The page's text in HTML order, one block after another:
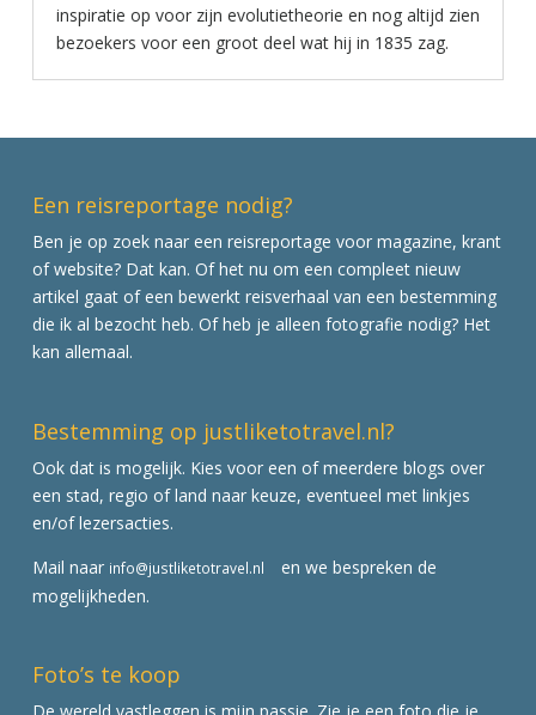
inspiratie op voor zijn evolutietheorie en nog altijd zien
bezoekers voor een groot deel wat hij in 1835 zag.
Een reisreportage nodig?
Ben je op zoek naar een reisreportage voor magazine, krant
of website? Dat kan. Of het nu om een compleet nieuw
artikel gaat of een bewerkt reisverhaal van een bestemming
die ik al bezocht heb. Of heb je alleen fotografie nodig? Het
kan allemaal.
Bestemming op justliketotravel.nl?
Ook dat is mogelijk. Kies voor een of meerdere blogs over
een stad, regio of land naar keuze, eventueel met linkjes
en/of lezersacties.
Mail naar info@justliketotravel.nl
en we bespreken de
mogelijkheden.
Foto’s te koop